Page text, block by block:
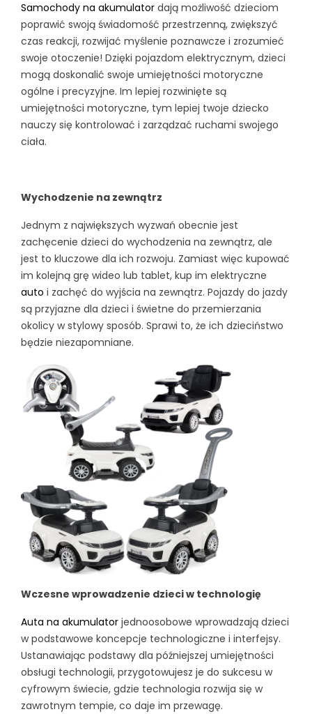
Samochody na akumulator dają możliwość dzieciom
poprawić swoją świadomość przestrzenną, zwiększyć
czas reakcji, rozwijać myślenie poznawcze i zrozumieć
swoje otoczenie! Dzięki pojazdom elektrycznym, dzieci
mogą doskonalić swoje umiejętności motoryczne
ogólne i precyzyjne. Im lepiej rozwinięte są
umiejętności motoryczne, tym lepiej twoje dziecko
nauczy się kontrolować i zarządzać ruchami swojego
ciała.
Wychodzenie na zewnątrz
Jednym z największych wyzwań obecnie jest
zachęcenie dzieci do wychodzenia na zewnątrz, ale
jest to kluczowe dla ich rozwoju. Zamiast więc kupować
im kolejną grę wideo lub tablet, kup im elektryczne
auto i zachęć do wyjścia na zewnątrz. Pojazdy do jazdy
są przyjazne dla dzieci i świetne do przemierzania
okolicy w stylowy sposób. Sprawi to, że ich dzieciństwo
będzie niezapomniane.
Wczesne wprowadzenie dzieci w technologię
Auta na akumulator jednoosobowe wprowadzają dzieci
w podstawowe koncepcje technologiczne i interfejsy.
Ustanawiając podstawy dla późniejszej umiejętności
obsługi technologii, przygotowujesz je do sukcesu w
cyfrowym świecie, gdzie technologia rozwija się w
zawrotnym tempie, co daje im przewagę.